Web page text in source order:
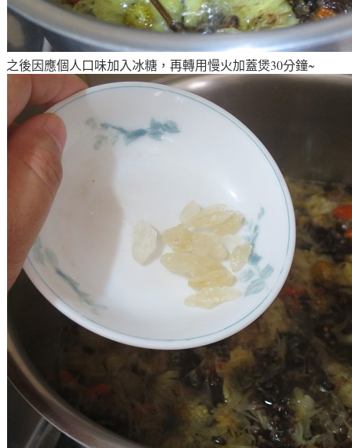
之後因應個人口味加入冰糖，再轉用慢火加蓋煲30分鐘~